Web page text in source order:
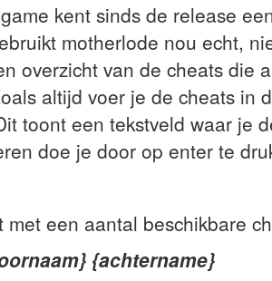
kent sinds de release
motherlode nou echt,
overzicht van de cheats die
altijd voer je de cheats in
toont een tekstveld waar je
doe je door op enter te
met een aantal beschikbare
{achtername}